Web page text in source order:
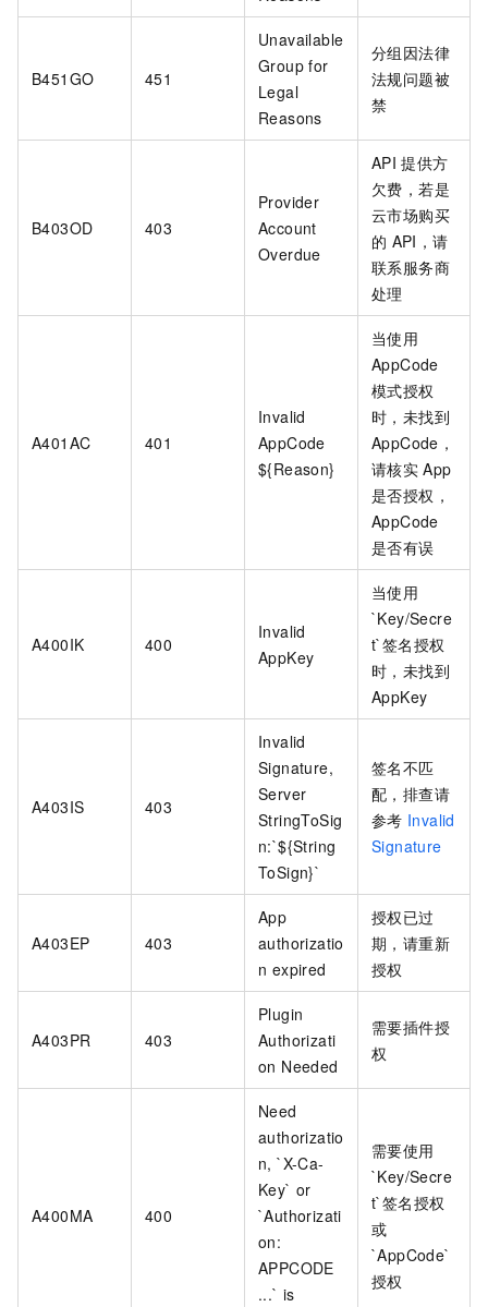
B451GO 451
Unavailable
Group for
Legal
Reasons
分组因法律
法规问题被
禁
B403OD 403
Provider
Account
Overdue
API 提供方
欠费，若是
云市场购买
的 API，请
联系服务商
处理
A401AC 401
Invalid
AppCode
${Reason}
当使用
AppCode
模式授权
时，未找到
AppCode，
请核实 App
是否授权，
AppCode
是否有误
A400IK 400
Invalid
AppKey
当使用
`Key/Secre
t`签名授权
时，未找到
AppKey
A403IS 403
Invalid
Signature,
Server
StringToSig
n:`${String
ToSign}`
签名不匹
配，排查请
参考 Invalid
Signature
A403EP 403
App
authorizatio
n expired
授权已过
期，请重新
授权
A403PR 403
Plugin
Authorizati
on Needed
需要插件授
权
A400MA 400
Need
authorizatio
n, `X-Ca-
Key` or
`Authorizati
on:
APPCODE
...` is
需要使用
`Key/Secre
t`签名授权
或
`AppCode`
授权